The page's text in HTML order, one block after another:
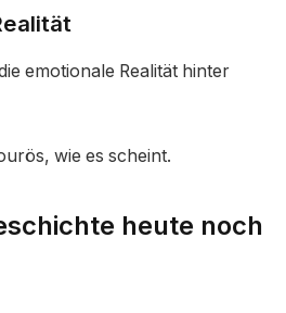
emotionale Realität hinter
wie es scheint.
heute noch